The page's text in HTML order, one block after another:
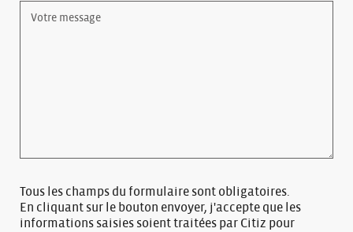
Tous les champs du formulaire sont obligatoires.
En cliquant sur le bouton envoyer, j'accepte que les
informations saisies soient traitées par Citiz pour